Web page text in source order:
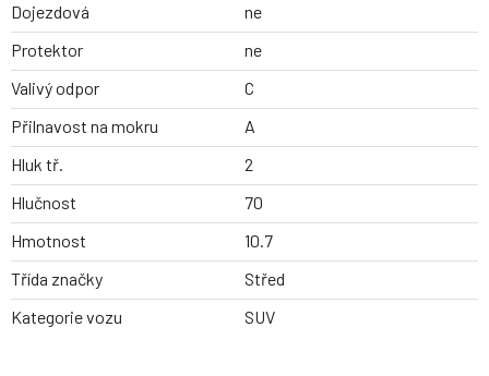
Dojezdová
ne
Protektor
ne
Valivý odpor
C
Přilnavost na mokru
A
Hluk tř.
2
Hlučnost
70
Hmotnost
10.7
Třída značky
Střed
Kategorie vozu
SUV